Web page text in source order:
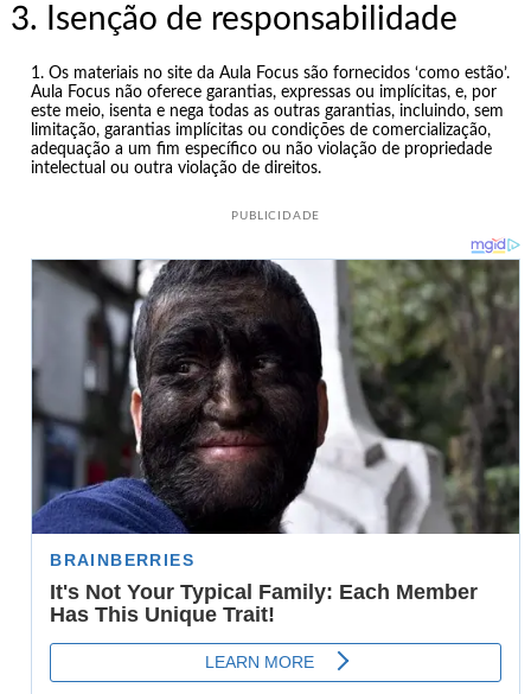
3. Isenção de responsabilidade
Os materiais no site da Aula Focus são fornecidos ‘como estão’.
Aula Focus não oferece garantias, expressas ou implícitas, e, por
este meio, isenta e nega todas as outras garantias, incluindo, sem
limitação, garantias implícitas ou condições de comercialização,
adequação a um fim específico ou não violação de propriedade
intelectual ou outra violação de direitos.
PUBLICIDADE